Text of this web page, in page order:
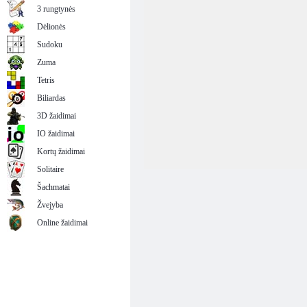
3 rungtynės
Dėlionės
Sudoku
Zuma
Tetris
Biliardas
3D žaidimai
IO žaidimai
Kortų žaidimai
Solitaire
Šachmatai
Žvejyba
Online žaidimai